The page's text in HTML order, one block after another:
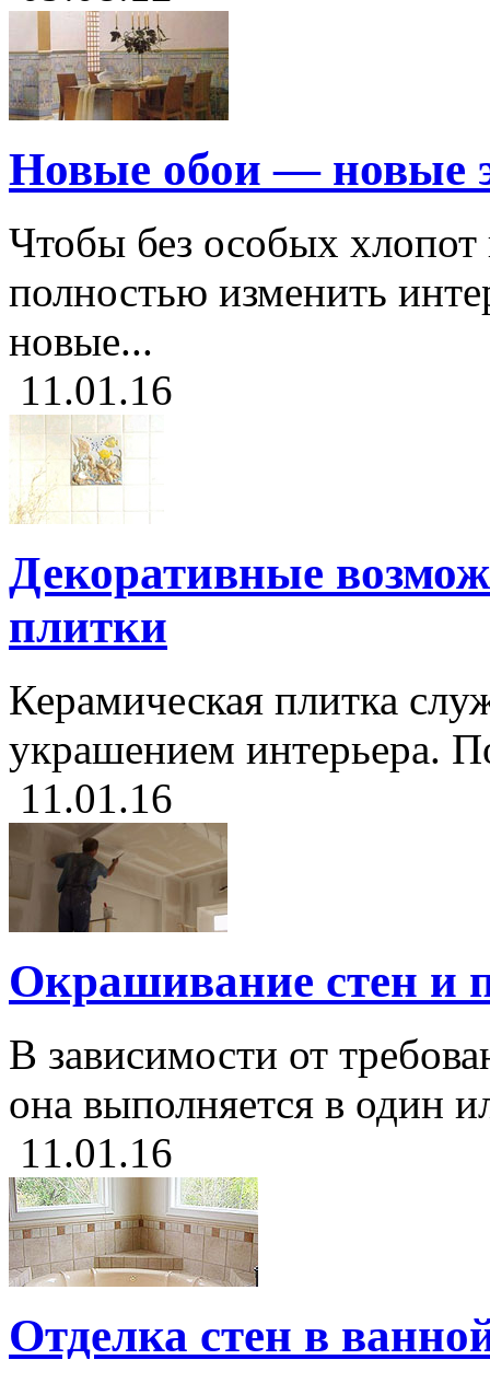
Новые обои — новые
Чтобы без особых
полностью изменить
новые...
11.01.16
Декоративные
плитки
Керамическая плитка
украшением интерьера.
11.01.16
Окрашивание стен и
В зависимости от
она выполняется в один
11.01.16
Отделка стен в